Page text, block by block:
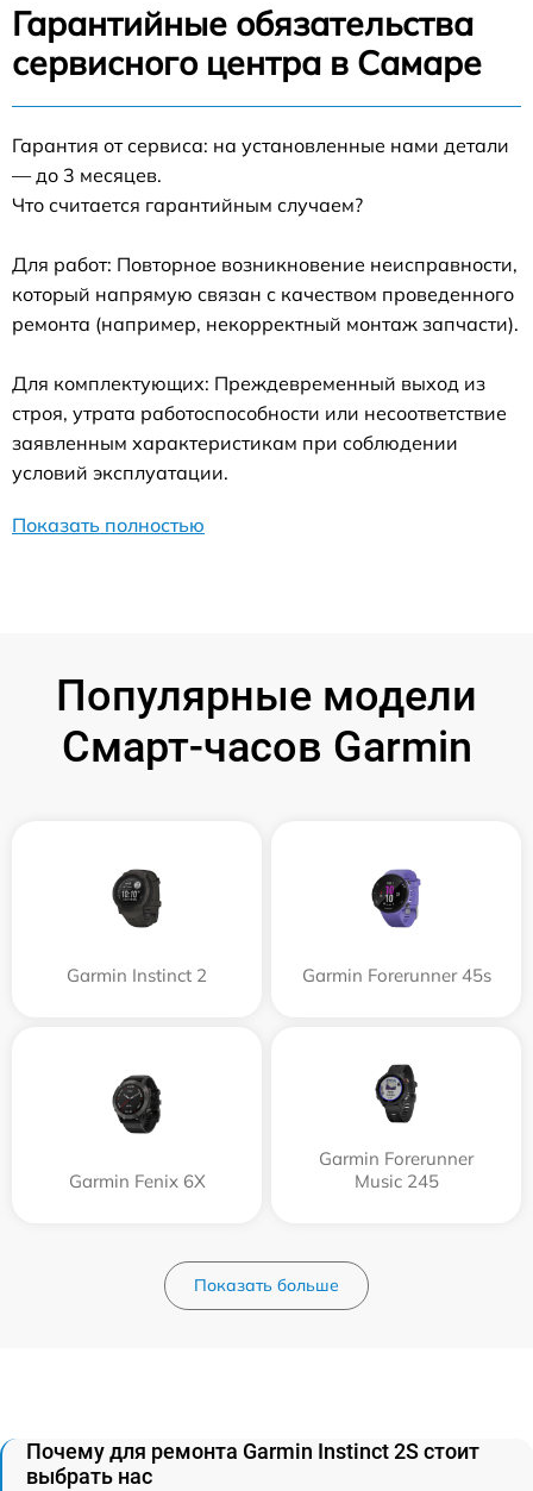
Гарантийные обязательства
сервисного центра в Самаре
Гарантия от сервиса: на установленные нами детали
— до 3 месяцев.
Что считается гарантийным случаем?
Для работ: Повторное возникновение неисправности,
который напрямую связан с качеством проведенного
ремонта (например, некорректный монтаж запчасти).
Для комплектующих: Преждевременный выход из
строя, утрата работоспособности или несоответствие
заявленным характеристикам при соблюдении
условий эксплуатации.
Показать полностью
Популярные модели
Смарт-часов Garmin
Garmin Instinct 2 Garmin Forerunner 45s
Garmin Fenix 6X
Garmin Forerunner
Music 245
Показать больше
Почему для ремонта Garmin Instinct 2S стоит
выбрать нас